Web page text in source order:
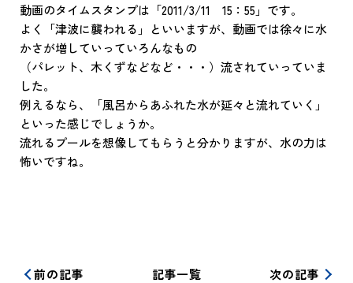
動画のタイムスタンプは「2011/3/11 15：55」です。
よく「津波に襲われる」といいますが、動画では徐々に水
かさが増していっていろんなもの
（パレット、木くずなどなど・・・）流されていっていま
した。
例えるなら、「風呂からあふれた水が延々と流れていく」
といった感じでしょうか。
流れるプールを想像してもらうと分かりますが、水の力は
怖いですね。
前の記事 記事一覧 次の記事